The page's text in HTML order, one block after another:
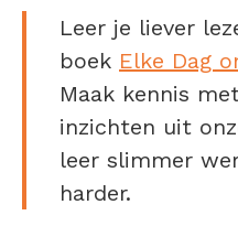
Leer je liever
boek Elke Dag
Maak kennis
inzichten uit
leer slimmer
harder.